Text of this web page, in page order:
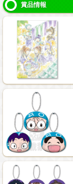
賞品情報